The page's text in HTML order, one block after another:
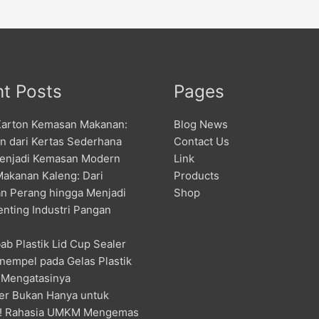
Posts
Kemasan Makanan:
dari Kertas Sederhana
Kemasan Modern
Kaleng: Dari
Perang hingga Menjadi
Industri Pangan
Plastik Lid Cup Sealer
pada Gelas Plastik
Bukan Hanya untuk
Rahasia UMKM Mengemas
Pages
Blog News
Contact Us
Link
Products
Shop